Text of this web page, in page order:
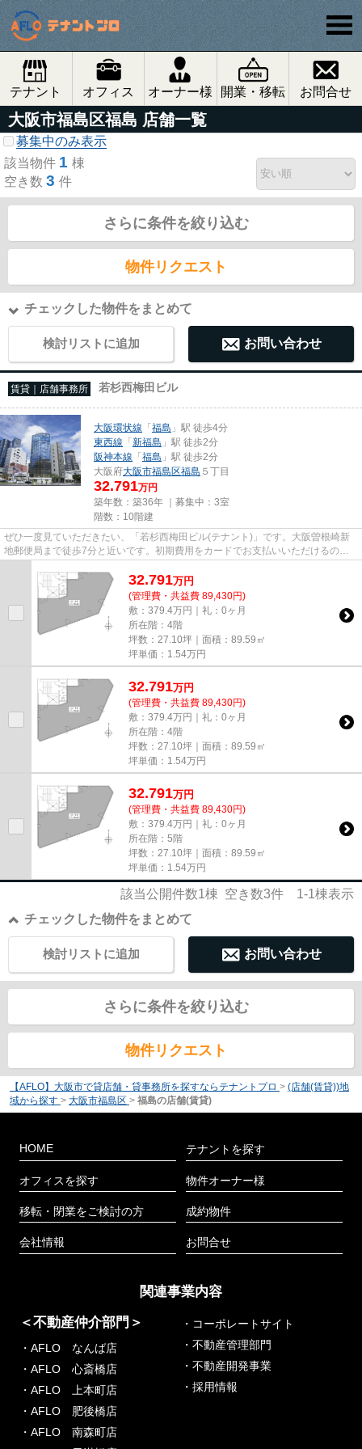
テナント オフィス オーナー様 開業・移転 お問合せ
大阪市福島区福島 店舗一覧
募集中のみ表示
該当物件 1 棟
空き数 3 件
さらに条件を絞り込む
物件リクエスト
チェックした物件をまとめて
検討リストに追加 お問い合わせ
賃貸｜店舗事務所 若杉西梅田ビル
大阪環状線 「福島 」駅 徒歩4分
東西線 「新福島 」駅 徒歩2分
阪神本線 「福島 」駅 徒歩2分
大阪府大阪市福島区福島 ５丁目
32.791万円
築年数：築36年 ｜募集中： 3室
階数：10階建
ぜひ一度見ていただきたい、「若杉西梅田ビル(テナント)」です。大阪曽根崎新
地郵便局まで徒歩7分と近いです。初期費用をカードでお支払いいただけるの
で、カードで決済したい方にもお...
32.791万円
(管理費・共益費 89,430円)
敷：379.4万円｜礼：0ヶ月
所在階：4階
坪数：27.10坪｜面積：89.59㎡
坪単価： 1.54万円
32.791万円
(管理費・共益費 89,430円)
敷：379.4万円｜礼：0ヶ月
所在階：4階
坪数：27.10坪｜面積：89.59㎡
坪単価： 1.54万円
32.791万円
(管理費・共益費 89,430円)
敷：379.4万円｜礼：0ヶ月
所在階：5階
坪数：27.10坪｜面積：89.59㎡
坪単価： 1.54万円
該当公開件数1棟 空き数3件 1-1棟表示
チェックした物件をまとめて
お問い合わせ
検討リストに追加
さらに条件を絞り込む
物件リクエスト
【AFLO】大阪市で貸店舗・貸事務所を探すならテナントプロ > (店舗(賃貸))地
域から探す > 大阪市福島区 > 福島の店舗(賃貸)
HOME
オフィスを探す
移転・閉業をご検討の方
会社情報
テナントを探す
物件オーナー様
成約物件
お問合せ
関連事業内容
＜不動産仲介部門＞
・AFLO なんば店
・AFLO 心斎橋店
・AFLO 上本町店
・AFLO 肥後橋店
・AFLO 南森町店
・コーポレートサイト
・不動産管理部門
・不動産開発事業
・採用情報